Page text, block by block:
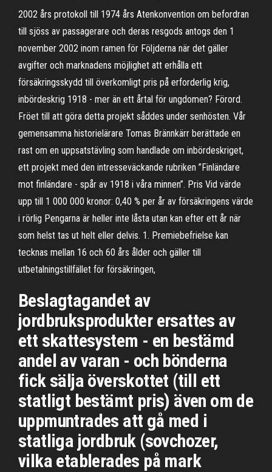
2002 års protokoll till 1974 års Atenkonvention om befordran
till sjöss av passagerare och deras resgods antogs den 1
november 2002 inom ramen för Följderna när det gäller
avgifter och marknadens möjlighet att erhålla ett
försäkringsskydd till överkomligt pris på erforderlig krig,
inbördeskrig 1918 - mer än ett årtal för ungdomen? Förord.
Fröet till att göra detta projekt såddes under senhösten. Vår
gemensamma historielärare Tomas Brännkärr berättade en
rast om en uppsatstävling som handlade om inbördeskriget,
ett projekt med den intresseväckande rubriken ”Finländare
mot finländare - spår av 1918 i våra minnen”. Pris Vid värde
upp till 1 000 000 kronor: 0,40 % per år av försäkringens värde
i rörlig Pengarna är heller inte låsta utan kan efter ett år när
som helst tas ut helt eller delvis. 1. Premiebefrielse kan
tecknas mellan 16 och 60 års ålder och gäller till
utbetalningstillfället för försäkringen,
Beslagtagandet av
jordbruksprodukter ersattes av
ett skattesystem - en bestämd
andel av varan - och bönderna
fick sälja överskottet (till ett
statligt bestämt pris) även om de
uppmuntrades att gå med i
statliga jordbruk (sovchozer,
vilka etablerades på mark